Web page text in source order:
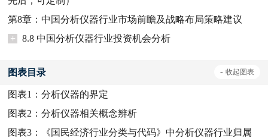
第8章：中国分析仪器行业市场前瞻及战略布局策略建议
+
8.8 中国分析仪器行业投资机会分析
图表目录 - 收起图表
图表1：分析仪器的界定
图表2：分析仪器相关概念辨析
图表3：
《国民经济行业分类与代码》中分析仪器行业归属